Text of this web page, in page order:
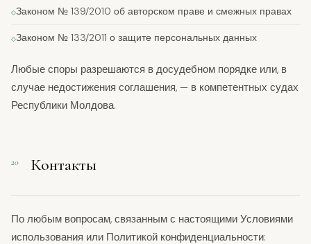
Законом № 139/2010 об авторском праве и смежных правах
Законом № 133/2011 о защите персональных данных
Любые споры разрешаются в досудебном порядке или, в
случае недостижения соглашения, — в компетентных судах
Республики Молдова.
20 Контакты
По любым вопросам, связанным с настоящими Условиями
использования или Политикой конфиденциальности: